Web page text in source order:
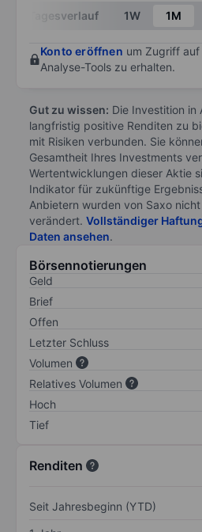
End of interactive chart.
Tagesverlauf 1W 1M
Konto eröffnen um Zugriff
Analyse-Tools zu erhalten.
Gut zu wissen: Die Investition in
langfristig positive Renditen zu
mit Risiken verbunden. Sie
Gesamtheit Ihres Investments
Wertentwicklungen dieser Aktie
Indikator für zukünftige
Anbietern wurden von Saxo nicht
verändert. Vollständiger
Daten ansehen.
Börsennotierungen
Geld
Brief
Offen
Letzter Schluss
Volumen
Relatives Volumen
Hoch
Tief
Renditen
Seit Jahresbeginn (YTD)